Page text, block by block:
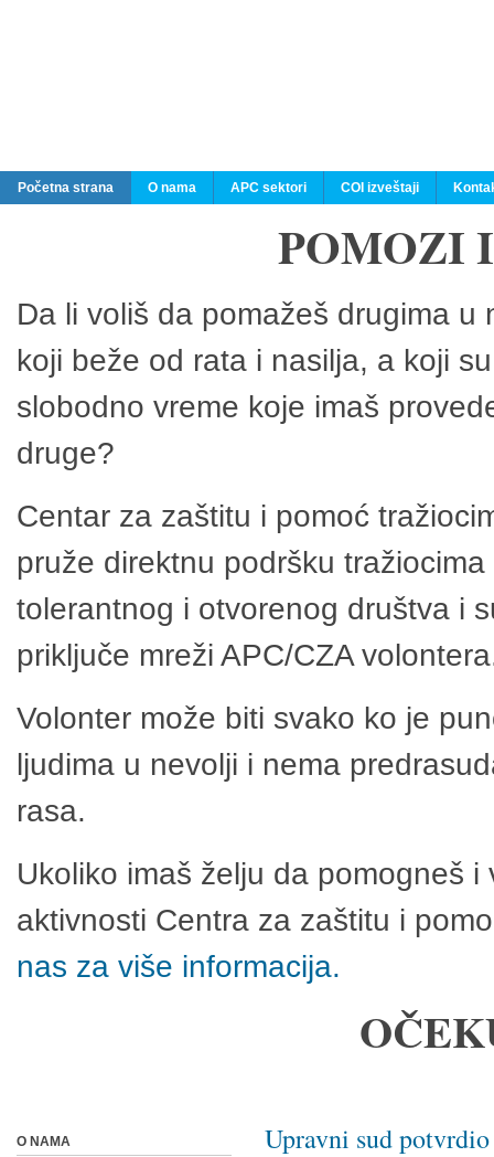
Početna strana O nama APC sektori COI izveštaji
POMOZI
Da li voliš da pomažeš drugima
koji beže od rata i nasilja, a koji
slobodno vreme koje imaš
druge?
Centar za zaštitu i pomoć
pruže direktnu podršku
tolerantnog i otvorenog društva i
priključe mreži APC/CZA
Volonter može biti svako ko je
ljudima u nevolji i nema
rasa.
Ukoliko imaš želju da pomogneš
aktivnosti Centra za zaštitu i
nas za više informacija.
Upravni sud
O NAMA